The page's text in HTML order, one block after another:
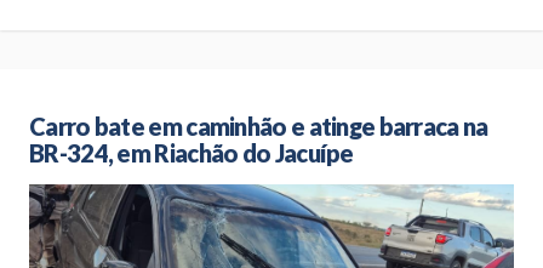
Carro bate em caminhão e atinge barraca na
BR-324, em Riachão do Jacuípe